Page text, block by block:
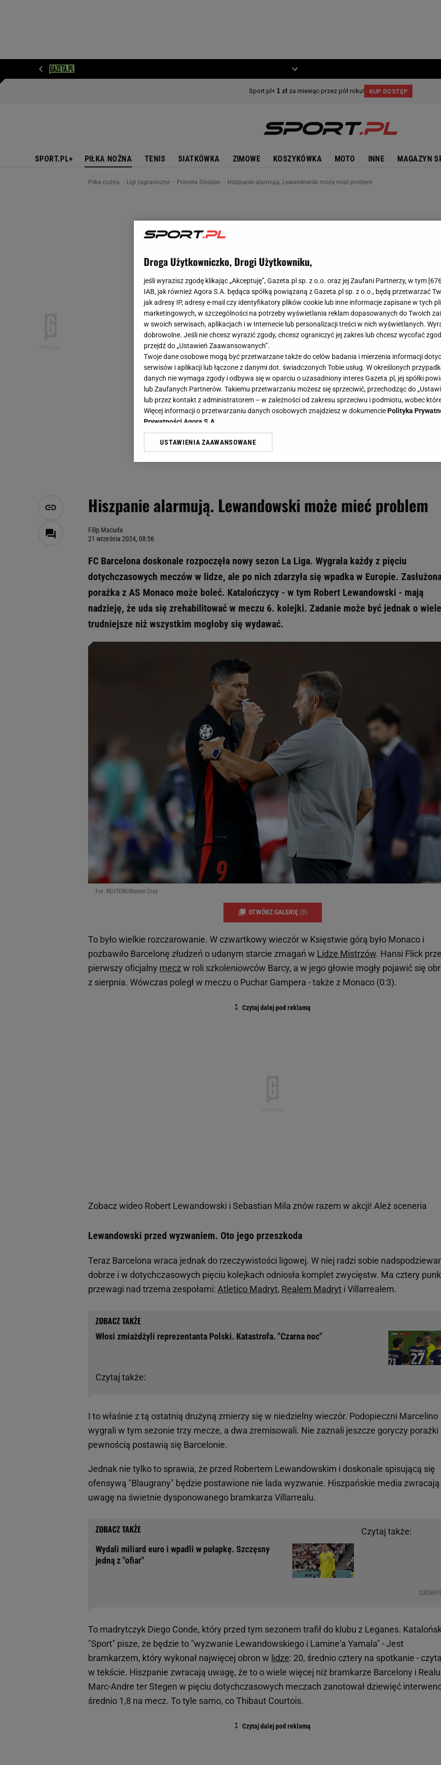
SPORT.PL+ PIŁKA NOŻNA TENIS SIATKÓWKA ZIMOWE KOSZYKÓWKA MOTO INNE MAGAZYN
Piłka nożna Ligi zagraniczne Primera Division Hiszpanie alarmują. Lewandowski może mieć problem
Hiszpanie alarmują. Lewandowski może mieć problem
Filip Macuda
21 września 2024, 08:56
FC Barcelona doskonale rozpoczęła nowy sezon La Liga. Wygrała każdy z pięciu
dotychczasowych meczów w lidze, ale po nich zdarzyła się wpadka w Europie.
porażka z AS Monaco może boleć. Katalończycy - w tym Robert Lewandowski - mają
nadzieję, że uda się zrehabilitować w meczu 6. kolejki. Zadanie może być jednak o wiele
trudniejsze niż wszystkim mogłoby się wydawać.
Fot. REUTERS/Manon Cruz
OTWÓRZ GALERIĘ (3)
To było wielkie rozczarowanie. W czwartkowy wieczór w Księstwie górą było Monaco i
pozbawiło Barcelonę złudzeń o udanym starcie zmagań w Lidze Mistrzów. Hansi Flick
pierwszy oficjalny mecz w roli szkoleniowców Barcy, a w jego głowie mogły pojawić się
z sierpnia. Wówczas poległ w meczu o Puchar Gampera - także z Monaco (0:3).
Zobacz wideo Robert Lewandowski i Sebastian Mila znów razem w akcji! Ależ sceneria
Lewandowski przed wyzwaniem. Oto jego przeszkoda
Teraz Barcelona wraca jednak do rzeczywistości ligowej. W niej radzi sobie
dobrze i w dotychczasowych pięciu kolejkach odniosła komplet zwycięstw. Ma cztery
przewagi nad trzema zespołami: Atletico Madryt, Realem Madryt i Villarrealem.
Czytaj także:
Włosi zmiażdżyli reprezentanta Polski. Katastrofa. "Czarna noc"
I to właśnie z tą ostatnią drużyną zmierzy się w niedzielny wieczór. Podopieczni Marcelino
wygrali w tym sezonie trzy mecze, a dwa zremisowali. Nie zaznali jeszcze goryczy porażki
pewnością postawią się Barcelonie.
Jednak nie tylko to sprawia, że przed Robertem Lewandowskim i doskonale spisującą się
ofensywą "Blaugrany" będzie postawione nie lada wyzwanie. Hiszpańskie media zwracają
uwagę na świetnie dysponowanego bramkarza Villarrealu.
Czytaj także:
Wydali miliard euro i wpadli w pułapkę. Szczęsny
jedną z "ofiar"
To madrytczyk Diego Conde, który przed tym sezonem trafił do klubu z Leganes.
"Sport" pisze, że będzie to "wyzwanie Lewandowskiego i Lamine'a Yamala" - Jest
bramkarzem, który wykonał najwięcej obron w lidze: 20, średnio cztery na spotkanie -
w tekście. Hiszpanie zwracają uwagę, że to o wiele więcej niż bramkarze Barcelony i
Marc-Andre ter Stegen w pięciu dotychczasowych meczach zanotował dziewięć
średnio 1,8 na mecz. To tyle samo, co Thibaut Courtois.
Droga Użytkowniczko, Drogi Użytkowniku,
jeśli wyrazisz zgodę klikając „Akceptuję”, Gazeta.pl sp. z o.o. oraz jej Zaufani Partnerzy, w tym [
IAB, jak również Agora S.A. będąca spółką powiązaną z Gazeta.pl sp. z o.o., będą przetwarzać
jak adresy IP, adresy e-mail czy identyfikatory plików cookie lub inne informacje zapisane w tych
marketingowych, w szczególności na potrzeby wyświetlania reklam dopasowanych do Twoich
w swoich serwisach, aplikacjach i w Internecie lub personalizacji treści w nich wyświetlanych.
dobrowolne. Jeśli nie chcesz wyrazić zgody, chcesz ograniczyć jej zakres lub chcesz wycofać
przejdź do „Ustawień Zaawansowanych”.
Twoje dane osobowe mogą być przetwarzane także do celów badania i mierzenia informacji
serwisów i aplikacji lub łączone z danymi dot. świadczonych Tobie usług. W określonych
danych nie wymaga zgody i odbywa się w oparciu o uzasadniony interes Gazeta.pl, jej spółki
lub Zaufanych Partnerów. Takiemu przetwarzaniu możesz się sprzeciwić, przechodząc do
lub przez kontakt z administratorem – w zależności od zakresu sprzeciwu i podmiotu, wobec
Więcej informacji o przetwarzaniu danych osobowych znajdziesz w dokumenciePolityka
Prywatności Agora S.A.
Klikając „Akceptuję” wyrażasz też zgodę na zainstalowanie i przechowywanie plików cookie
Zaufanych Partnerów i Agora S.A. na Twoim urządzeniu końcowym. Możesz w każdej chwili
My, nasi Zaufani Partnerzy i Agora S.A. możemy przetwarzać dane osobowe w następujących
Użycie dokładnych danych geolokalizacyjnych. Aktywne skanowanie charakterystyki urządzenia
badnie odbiorców i ulepszanie usług.
USTAWIENIA ZAAWANSOWANE